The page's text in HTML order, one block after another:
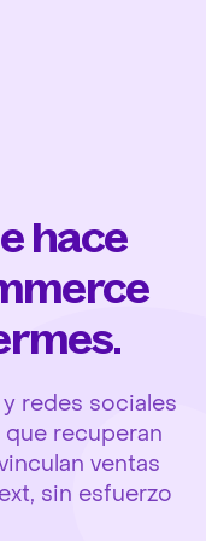
hace
redes sociales
recuperan
ventas
sin esfuerzo